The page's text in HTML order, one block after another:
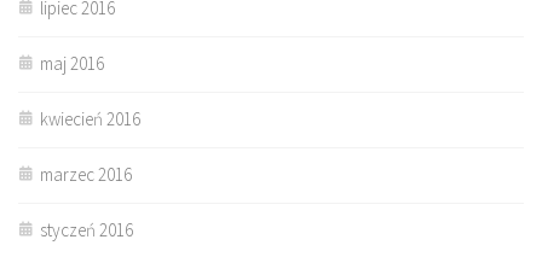
lipiec 2016
maj 2016
kwiecień 2016
marzec 2016
styczeń 2016